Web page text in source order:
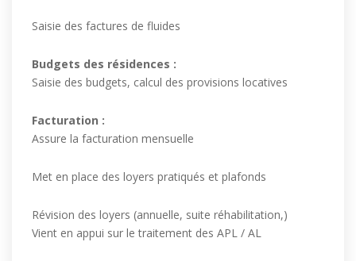
Saisie des factures de fluides
Budgets des résidences :
Saisie des budgets, calcul des provisions locatives
Facturation :
Assure la facturation mensuelle
Met en place des loyers pratiqués et plafonds
Révision des loyers (annuelle, suite réhabilitation,)
Vient en appui sur le traitement des APL / AL